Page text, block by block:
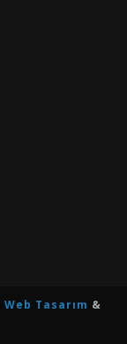
Web Tasarım &